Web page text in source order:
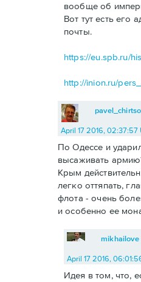
вообще об
Вот тут есть его
почты.
https://eu.spb.ru/
http://inion.ru/
April 17 2016, 02:37:57
По Одессе и
высаживать
Крым
легко оттяпать,
флота - очень
и особенно ее
mikhailove
April 17 2016,
Идея в том, что,